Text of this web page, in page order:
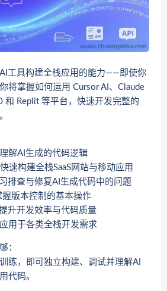
工具构建全栈应用的能力——即使你
将掌握如何运用 Cursor AI、Claude
和 Replit 等平台，快速开发完整的
解AI生成的代码逻辑
速构建全栈SaaS网站与移动应用
排查与修复AI生成代码中的问题
版本控制的基本操作
升开发效率与代码质量
用于各类全栈开发需求
：
练，即可独立构建、调试并理解AI
代码。